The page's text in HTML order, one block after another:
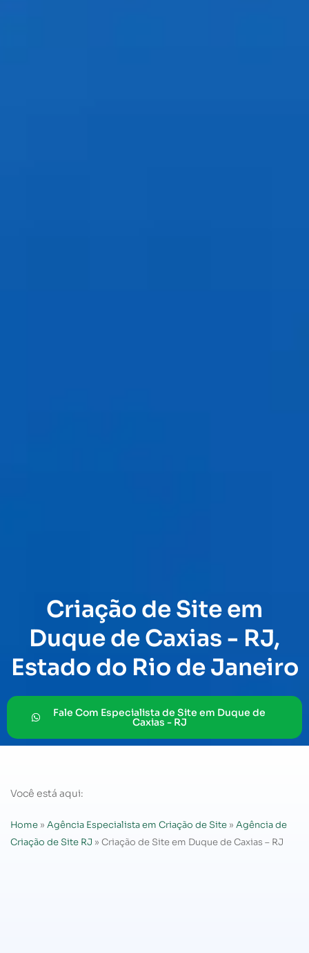
Criação de Site em
Duque de Caxias - RJ,
Estado do Rio de Janeiro
Fale Com Especialista de Site em Duque de
Caxias - RJ
Você está aqui:
Home » Agência Especialista em Criação de Site » Agência de
Criação de Site RJ » Criação de Site em Duque de Caxias – RJ